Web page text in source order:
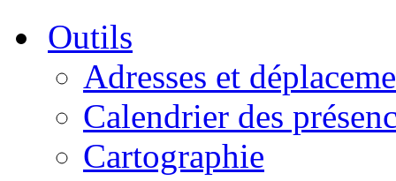
Outils
Adresses et
Calendrier des
Cartographie